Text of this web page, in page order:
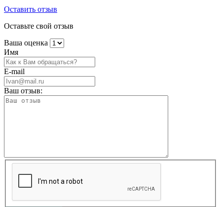
Оставить отзыв
Оставьте свой отзыв
Ваша оценка
Имя
E-mail
Ваш отзыв: